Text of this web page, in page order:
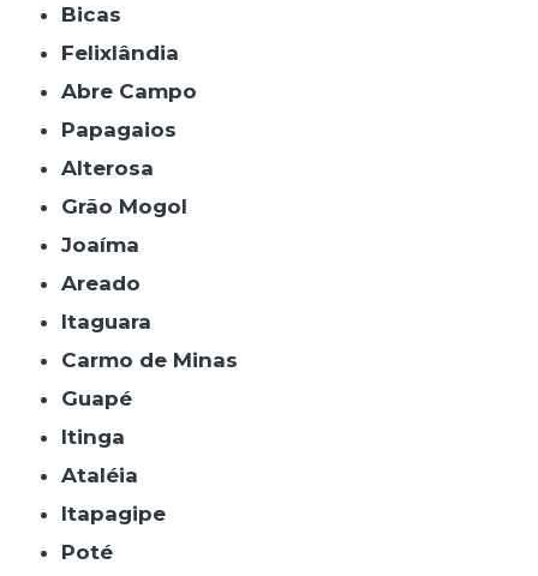
Bicas
Felixlândia
Abre Campo
Papagaios
Alterosa
Grão Mogol
Joaíma
Areado
Itaguara
Carmo de Minas
Guapé
Itinga
Ataléia
Itapagipe
Poté